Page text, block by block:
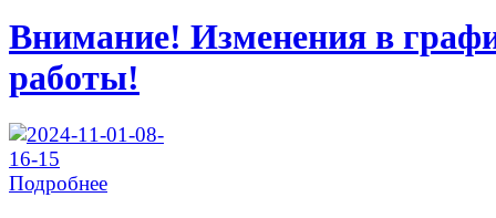
Внимание! Изменения в
работы!
Подробнее